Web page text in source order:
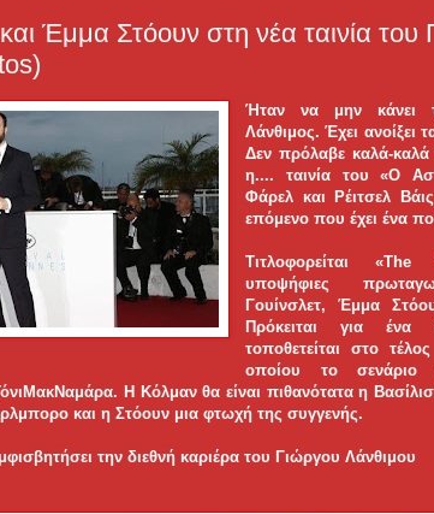
και Έμμα Στόουν στη νέα ταινία του
Ήταν να μην κάνει
Λάνθιμος. Έχει ανοίξει
Δεν πρόλαβε καλά-καλά
η.... ταινία του «Ο
Φάρελ και Ρέιτσελ
επόμενο που έχει ένα
Τιτλοφορείται
υποψήφιες
Γουίνσλετ, Έμμα
Πρόκειται για
τοποθετείται στο
οποίου το σενάριο
Η Κόλμαν θα είναι πιθανότατα η
και η Στόουν μια φτωχή της συγγενής.
την διεθνή καριέρα του Γιώργου Λάνθιμου